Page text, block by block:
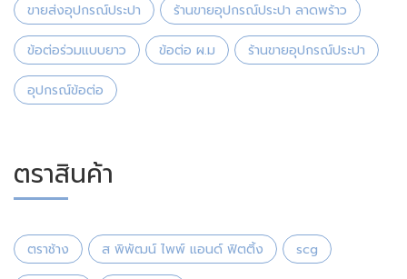
ขายส่งอุปกรณ์ประปา ร้านขายอุปกรณ์ประปา ลาดพร้าว
ข้อต่อร่วมแบบยาว ข้อต่อ ผ.ม ร้านขายอุปกรณ์ประปา
อุปกรณ์ข้อต่อ
ตราสินค้า
ตราช้าง ส พิพัฒน์ ไพพ์ แอนด์ ฟิตติ้ง scg